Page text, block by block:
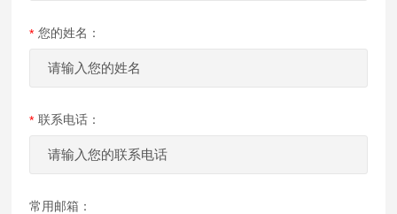
您的姓名：
联系电话：
常用邮箱：